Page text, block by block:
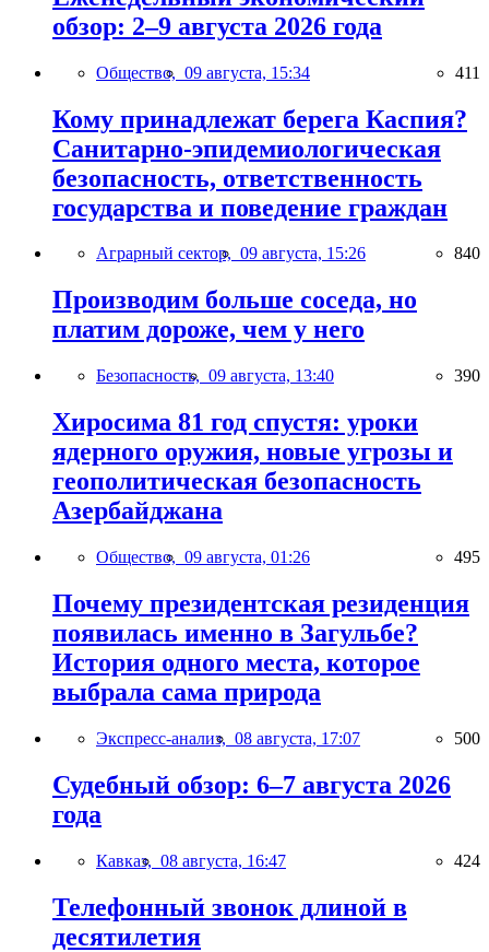
обзор: 2–9 августа 2026 года
Общество, 09 августа, 15:34 411
Кому принадлежат берега Каспия?
Санитарно-эпидемиологическая
безопасность, ответственность
государства и поведение граждан
Аграрный сектор, 09 августа, 15:26 840
Производим больше соседа, но
платим дороже, чем у него
Безопасность, 09 августа, 13:40 390
Хиросима 81 год спустя: уроки
ядерного оружия, новые угрозы и
геополитическая безопасность
Азербайджана
Общество, 09 августа, 01:26 495
Почему президентская резиденция
появилась именно в Загульбе?
История одного места, которое
выбрала сама природа
Экспресс-анализ, 08 августа, 17:07 500
Судебный обзор: 6–7 августа 2026
года
Кавказ, 08 августа, 16:47 424
Телефонный звонок длиной в
десятилетия